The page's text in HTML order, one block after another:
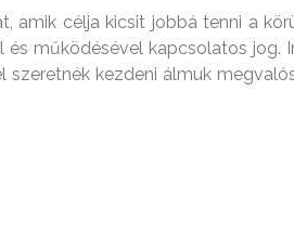
amik célja kicsit jobbá tenni a
és működésével kapcsolatos jog.
kezdeni álmuk